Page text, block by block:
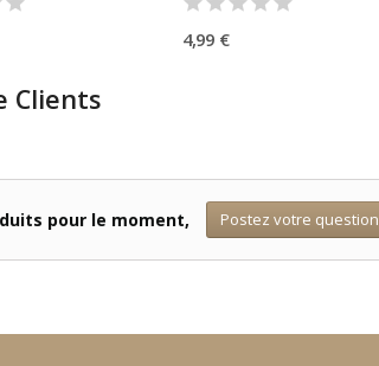
4,99 €
Clients
pour le moment, Postez votre question